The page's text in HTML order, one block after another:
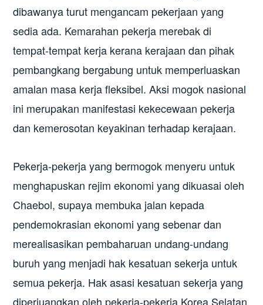
dibawanya turut mengancam pekerjaan yang
sedia ada. Kemarahan pekerja merebak di
tempat-tempat kerja kerana kerajaan dan pihak
pembangkang bergabung untuk memperluaskan
amalan masa kerja fleksibel. Aksi mogok nasional
ini merupakan manifestasi kekecewaan pekerja
dan kemerosotan keyakinan terhadap kerajaan.
Pekerja-pekerja yang bermogok menyeru untuk
menghapuskan rejim ekonomi yang dikuasai oleh
Chaebol, supaya membuka jalan kepada
pendemokrasian ekonomi yang sebenar dan
merealisasikan pembaharuan undang-undang
buruh yang menjadi hak kesatuan sekerja untuk
semua pekerja. Hak asasi kesatuan sekerja yang
diperjuangkan oleh pekerja-pekerja Korea Selatan